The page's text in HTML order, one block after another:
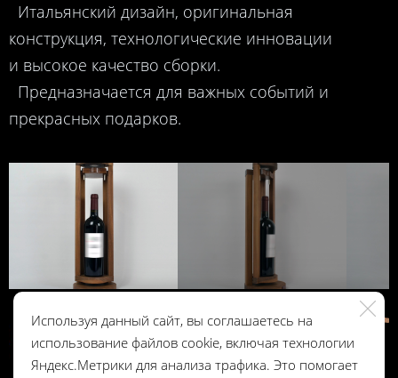
Итальянский дизайн, оригинальная
конструкция, технологические инновации
и высокое качество сборки.
Предназначается для важных событий и
прекрасных подарков.
Используя данный сайт, вы соглашаетесь на
использование файлов cookie, включая технологии
Яндекс.Метрики для анализа трафика. Это помогает